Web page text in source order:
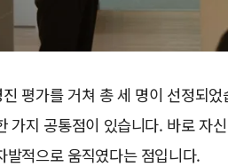
평가를 거쳐 총 세 명이 선정되
가지 공통점이 있습니다. 바로 자
적으로 움직였다는 점입니다.